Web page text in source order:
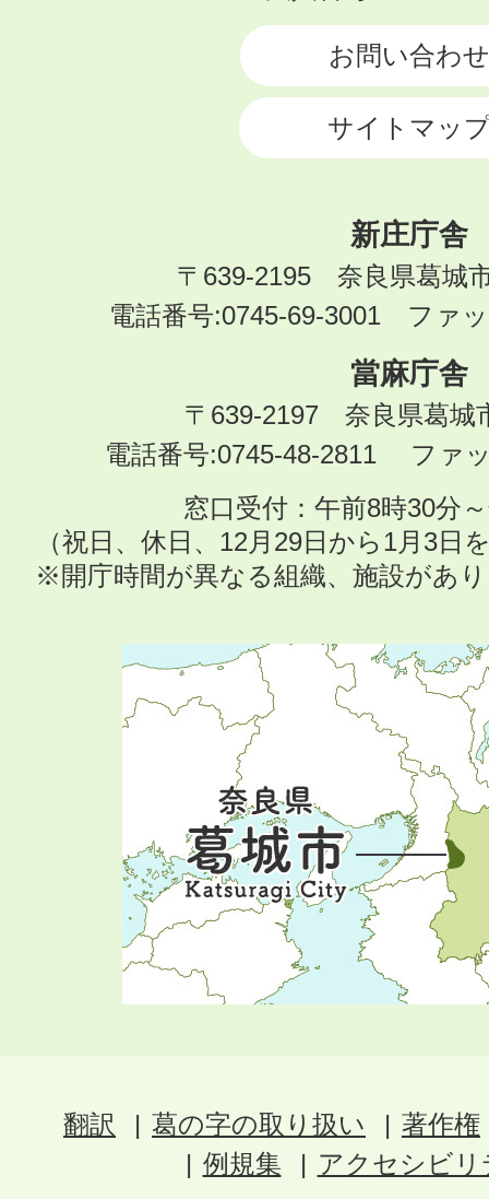
お問い合わせ
サイトマッ
新庄庁舎
〒639-2195 奈良県葛城
電話番号:0745-69-3001 ファ
當麻庁舎
〒639-2197 奈良県葛城
電話番号:0745-48-2811 ファ
窓口受付：午前8時30分
（祝日、休日、12月29日から1月3日
※開庁時間が異なる組織、施設があ
翻訳 葛の字の取り扱い
著作権
例規集
アクセシビ